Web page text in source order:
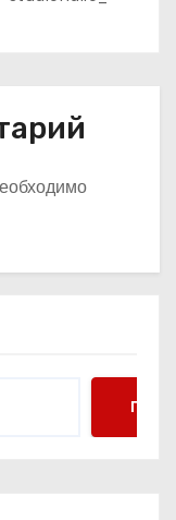
Поиск